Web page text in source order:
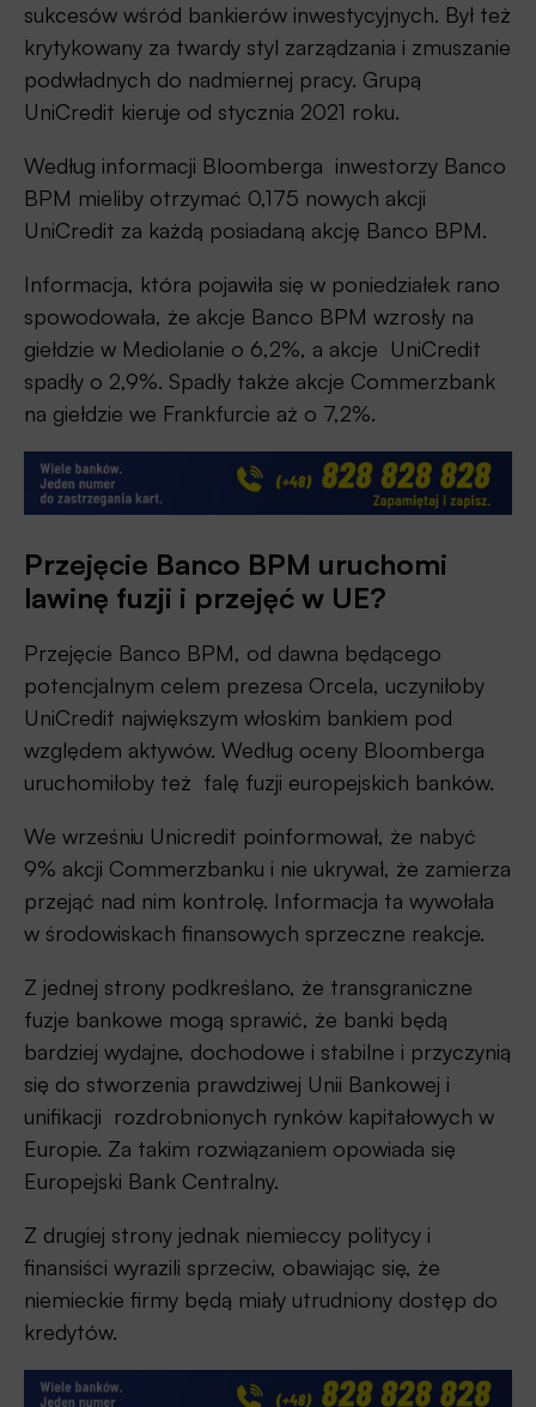
sukcesów wśród bankierów inwestycyjnych. Był też
krytykowany za twardy styl zarządzania i zmuszanie
podwładnych do nadmiernej pracy. Grupą
UniCredit kieruje od stycznia 2021 roku.
Według informacji Bloomberga inwestorzy Banco
BPM mieliby otrzymać 0,175 nowych akcji
UniCredit za każdą posiadaną akcję Banco BPM.
Informacja, która pojawiła się w poniedziałek rano
spowodowała, że akcje Banco BPM wzrosły na
giełdzie w Mediolanie o 6,2%, a akcje UniCredit
spadły o 2,9%. Spadły także akcje Commerzbank
na giełdzie we Frankfurcie aż o 7,2%.
Przejęcie Banco BPM uruchomi
lawinę fuzji i przejęć w UE?
Przejęcie Banco BPM, od dawna będącego
potencjalnym celem prezesa Orcela, uczyniłoby
UniCredit największym włoskim bankiem pod
względem aktywów. Według oceny Bloomberga
uruchomiłoby też falę fuzji europejskich banków.
We wrześniu Unicredit poinformował, że nabyć
9% akcji Commerzbanku i nie ukrywał, że zamierza
przejąć nad nim kontrolę. Informacja ta wywołała
w środowiskach finansowych sprzeczne reakcje.
Z jednej strony podkreślano, że transgraniczne
fuzje bankowe mogą sprawić, że banki będą
bardziej wydajne, dochodowe i stabilne i przyczynią
się do stworzenia prawdziwej Unii Bankowej i
unifikacji rozdrobnionych rynków kapitałowych w
Europie. Za takim rozwiązaniem opowiada się
Europejski Bank Centralny.
Z drugiej strony jednak niemieccy politycy i
finansiści wyrazili sprzeciw, obawiając się, że
niemieckie firmy będą miały utrudniony dostęp do
kredytów.